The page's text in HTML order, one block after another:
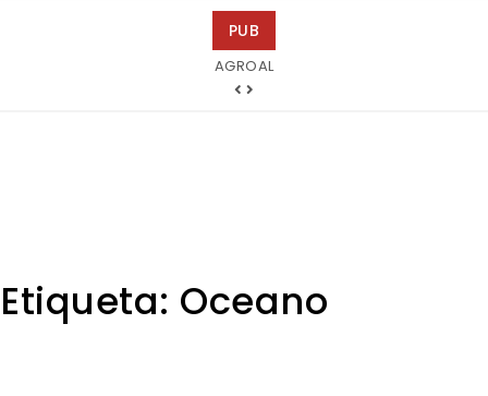
PUB
AGROAL
Ricardo Junqueira Fotografia
Etiqueta: Oceano